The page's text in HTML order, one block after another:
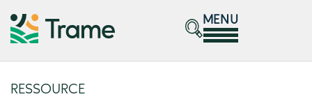
MENU
RESSOURCE